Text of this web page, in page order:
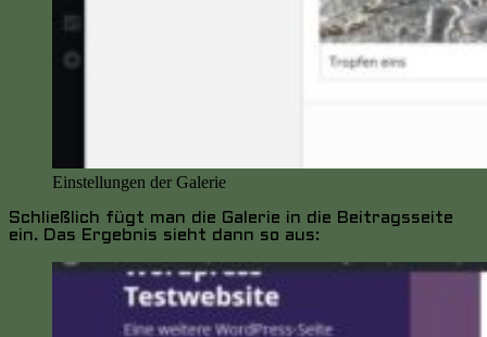
Einstellungen der Galerie
Schließlich fügt man die Galerie in die Beitragsseite
ein. Das Ergebnis sieht dann so aus: